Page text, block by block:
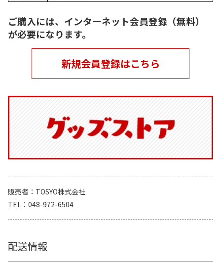
ご購入には、インターネット会員登録（無料）
が必要になります。
新規会員登録はこちら
販売者
TOSYO株式会社
TEL
048-972-6504
配送情報